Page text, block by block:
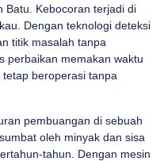
Batu. Kebocoran terjadi di
Dengan teknologi deteksi
titik masalah tanpa
perbaikan memakan waktu
beroperasi tanpa
pembuangan di sebuah
oleh minyak dan sisa
tahun. Dengan mesin